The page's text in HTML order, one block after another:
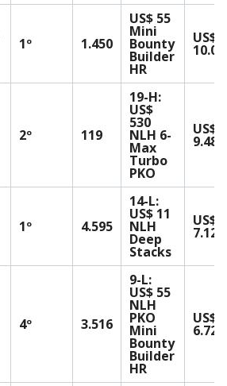
1º 1.450
US$ 55
Mini
Bounty
Builder
HR
US$
2º 119
19-H:
US$
530
NLH 6-
Max
Turbo
PKO
US$
9.487
1º 4.595
14-L:
US$ 11
NLH
Deep
Stacks
US$
7.127
4º 3.516
9-L:
US$ 55
NLH
PKO
Mini
Bounty
Builder
HR
US$
6.722